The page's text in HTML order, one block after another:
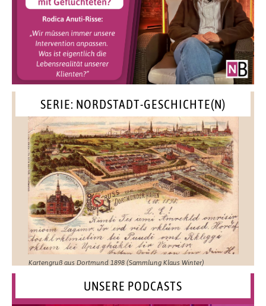
SERIE: NORDSTADT-GESCHICHTE(N)
Kartengruß aus Dortmund 1898 (Sammlung Klaus Winter)
UNSERE PODCASTS